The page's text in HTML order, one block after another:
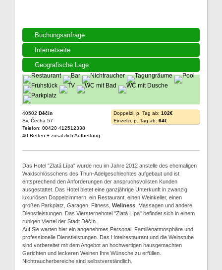
Buchungsanfrage
Internetseite
Geografische Lage
40502 Děčín
Sv. Čecha 57
Telefon: 00420 412512338
40 Betten + zusätzlich Aufbettung
Doppelzi. p. Tag ab: 102€
Einzelzi. p. Tag ab: 64€
Das Hotel "Zlatá Lípa" wurde neu im Jahre 2012 anstelle des ehemaligen
Waldschlösschens des Thun-Adelgeschlechtes aufgebaut und ist
entsprechend den Anforderungen der anspruchsvollsten Kunden
ausgestattet. Das Hotel bietet eine ganzjährige Unterkunft in zwanzig
luxuriösen Doppelzimmern, ein Restaurant, einen Weinkeller, einen
großen Parkplatz, Garagen, Fitness, Wellness , Massagen und andere
Dienstleistungen. Das Viersternehotel "Zlatá Lípa" befindet sich in einem
ruhigen Viertel der Stadt Děčín.
Auf Sie warten hier ein angenehmes Personal, Familienatmosphäre und
professionelle Dienstleistungen. Das Hotelrestaurant und die Weinstube
sind vorbereitet mit dem Angebot an hochwertigen hausgemachten
Gerichten und leckeren Weinen Ihre Wünsche zu erfüllen.
Nichtraucherbereiche sind selbstverständlich.